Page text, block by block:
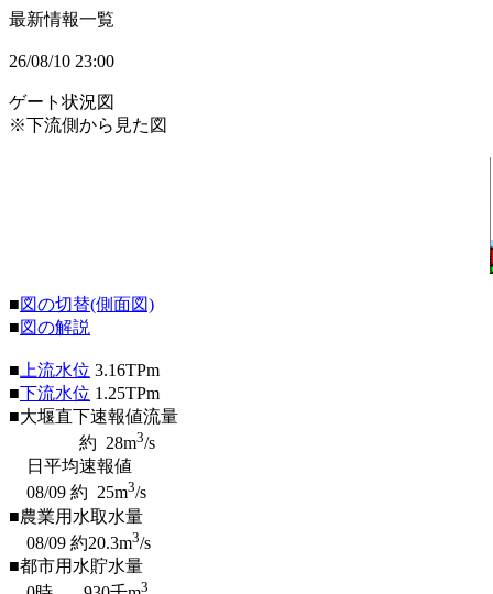
最新情報一覧
26/08/10 23:00
ゲート状況図
※下流側から見た図
■図の切替(側面図)
■図の解説
■ 上流水位 3.16TPm
■下流水位 1.25TPm
■大堰直下速報値流量
約 28m3/s
日平均速報値
08/09 約 25m3/s
■農業用水取水量
08/09 約20.3m3/s
■都市用水貯水量
3